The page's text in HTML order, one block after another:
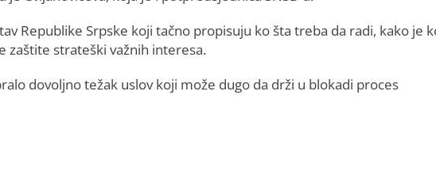
Republike Srpske koji tačno propisuju ko šta treba da radi, kako je
zaštite strateški važnih interesa.
dovoljno težak uslov koji može dugo da drži u blokadi proces